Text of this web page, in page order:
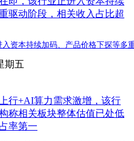
驱动阶段，相关收入占比超
资本持续加码、产品价格下探等
期五
行+AI算力需求激增，该行
称相关板块整体估值已处低
率第一